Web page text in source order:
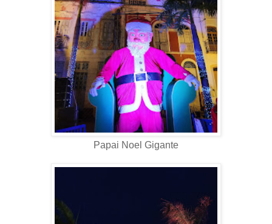
Papai Noel Gigante